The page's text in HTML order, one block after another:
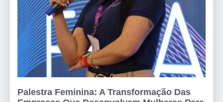
Palestra Feminina: A Transformação Das